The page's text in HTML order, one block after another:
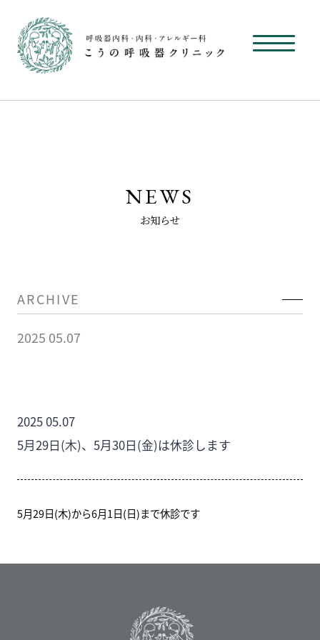
NEWS
お知らせ
2025 05.07
5月29日(木)、5月30日(金)は休診します
5月29日(木)から6月1日(日)まで休診です
ARCHIVE
2025 05.07